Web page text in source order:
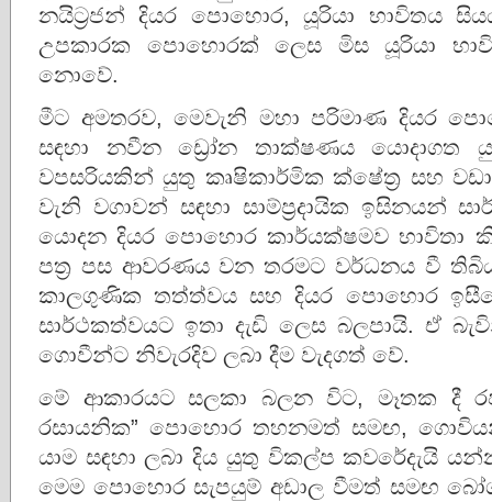
නයිට්‍රජන් දියර පොහොර, යූරියා භාවිතය
උපකාරක පොහොරක් ලෙස මිස යූරියා
නොවේ.
මීට අමතරව, මෙවැනි මහා පරිමාණ දියර
සඳහා නවීන ඩ්‍රෝන තාක්ෂණය යොදාගත
වපසරියකින් යුතු කෘෂිකාර්මික ක්ෂේත්‍ර සහ
වැනි වගාවන් සඳහා සාම්ප්‍රදායික ඉසිනයන්
යොදන දියර පොහොර කාර්යක්ෂමව භාවිතා
පත්‍ර පස ආවරණය වන තරමට වර්ධනය වී
කාලගුණික තත්ත්වය සහ දියර පොහොර
සාර්ථකත්වයට ඉතා දැඩි ලෙස බලපායි. ඒ
ගොවීන්ට නිවැරදිව ලබා දීම වැදගත් වේ.
මේ ආකාරයට සලකා බලන විට, මෑතක දී
රසායනික” පොහොර තහනමත් සමඟ,
යාම සඳහා ලබා දිය යුතු විකල්ප කවරේදැයි
මෙම පොහොර සැපයුම් අඩාල වීමත් සමඟ